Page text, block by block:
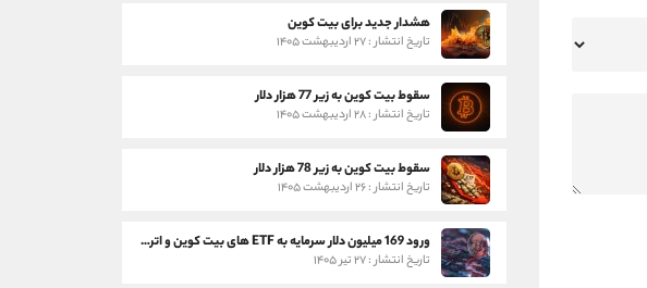
هشدار جدید برای بیت کوین
تاریخ انتشار : ۲۷ اردیبهشت ۱۴۰۵
سقوط بیت کوین به زیر 77 هزار دلار
تاریخ انتشار : ۲۸ اردیبهشت ۱۴۰۵
سقوط بیت کوین به زیر 78 هزار دلار
تاریخ انتشار : ۲۶ اردیبهشت ۱۴۰۵
ورود 169 میلیون دلار سرمایه به ETF های بیت کوین و اتریوم
تاریخ انتشار : ۲۷ تیر ۱۴۰۵